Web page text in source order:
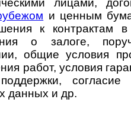
и ценным
к контрактам
о залоге,
об­щие условия
работ, условия
данных и др.